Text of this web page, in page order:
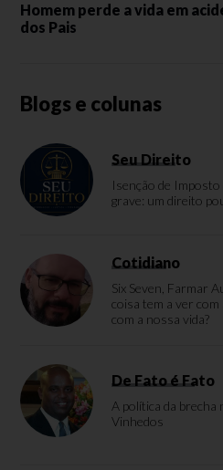
Homem perde a vida em
dos Pais
Blogs e colunas
Seu Direito
Isenção de Imposto
grave: um direito
Cotidiano
Six Seven, Farmar
coisa tem a ver
com a nossa vida?
De Fato é Fato
A política da brecha
Vinhedos